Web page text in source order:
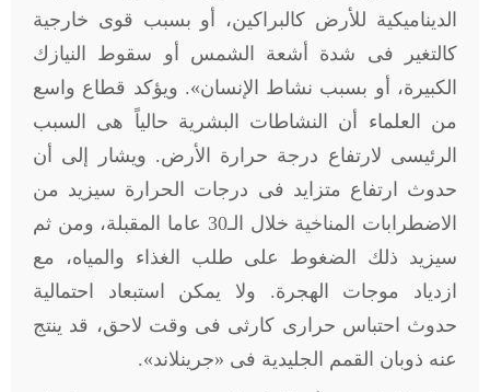
الديناميكية للأرض كالبراكين، أو بسبب قوى خارجية
كالتغير فى شدة أشعة الشمس أو سقوط النيازك
الكبيرة، أو بسبب نشاط الإنسان». ويؤكد قطاع واسع
من العلماء أن النشاطات البشرية حالياً هى السبب
الرئيسى لارتفاع درجة حرارة الأرض. ويشار إلى أن
حدوث ارتفاع متزايد فى درجات الحرارة سيزيد من
الاضطرابات المناخية خلال الـ30 عاما المقبلة، ومن ثم
سيزيد ذلك الضغوط على طلب الغذاء والمياه، مع
ازدياد موجات الهجرة. ولا يمكن استبعاد احتمالية
حدوث احتباس حرارى كارثى فى وقت لاحق، قد ينتج
عنه ذوبان القمم الجليدية فى «جرينلاند».